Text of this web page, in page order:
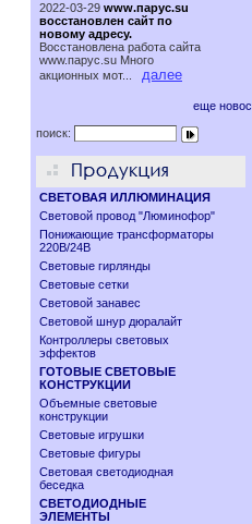
2022-03-29 www.парус.su
восстановлен сайт по
новому адресу.
Восстановлена работа сайта
www.паруc.su Много
акционных мот...
далее
еще
поиск:
СВЕТОВАЯ ИЛЛЮМИНАЦИЯ
Световой провод "Люминофор"
Понижающие трансформаторы
220В/24В
Световые гирлянды
Световые сетки
Световой занавес
Световой шнур дюралайт
Контроллеры световых
эффектов
ГОТОВЫЕ СВЕТОВЫЕ
КОНСТРУКЦИИ
Объемные световые
конструкции
Световые игрушки
Световые фигуры
Световая светодиодная
беседка
СВЕТОДИОДНЫЕ
ЭЛЕМЕНТЫ